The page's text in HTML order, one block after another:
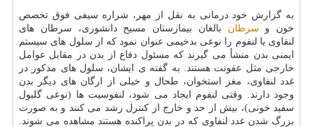
به گزارش خود درمانی به نقل از مهر، شراره سیفی فوق تخصص
خون و سرطان بالغان بیمارستان مسیح دانشوری، سرطان های
لنفاوی یا لنفوم را نوعی بدخیمی عنوان نمود که از سلول های سیستم
ایمنی بدن منشأ می گیرند که مسئول دفاع از بدن در مقابل عوامل
خارجی مثل عفونت هستند. به گفته ی ایشان، سلول های مذکور در
غدد لنفاوی، مغز استخوان، طحال و خیلی از ارگان های دیگر بدن
وجود دارند. وقتی لنفوم ایجاد می شود، لنفوسیت ها (نوعی گلبول
سفید خونی)، بیش از حد و خارج از کنترل رشد می کنند و به صورت
بزرگ شدن غدد لنفاوی که در بدن پراکنده هستند مشاهده می شوند.